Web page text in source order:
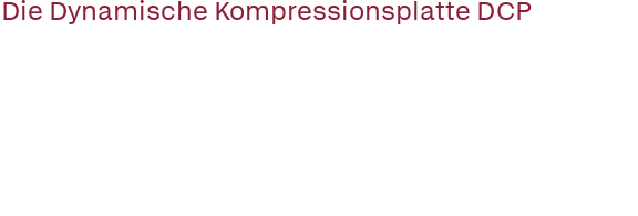
Die Dynamische Kompressionsplatte DCP